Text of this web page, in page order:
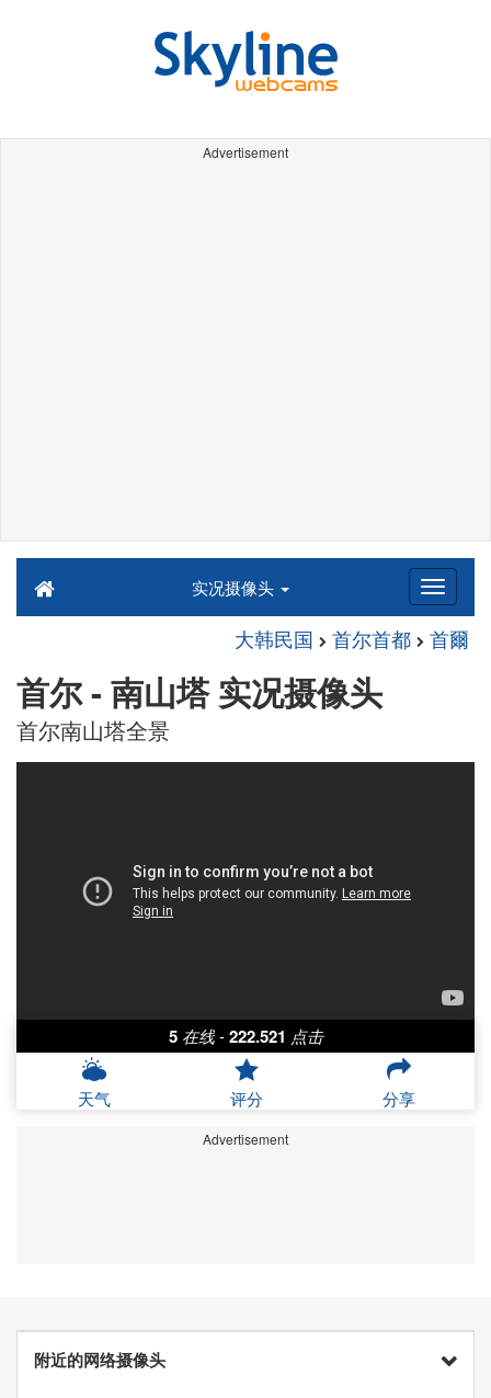
Advertisement
实况摄像头
大韩民国 首尔首都 首爾
首尔 - 南山塔 实况摄像头
首尔南山塔全景
5 在线 - 222.521 点击
天气 评分 分享
Advertisement
附近的网络摄像头